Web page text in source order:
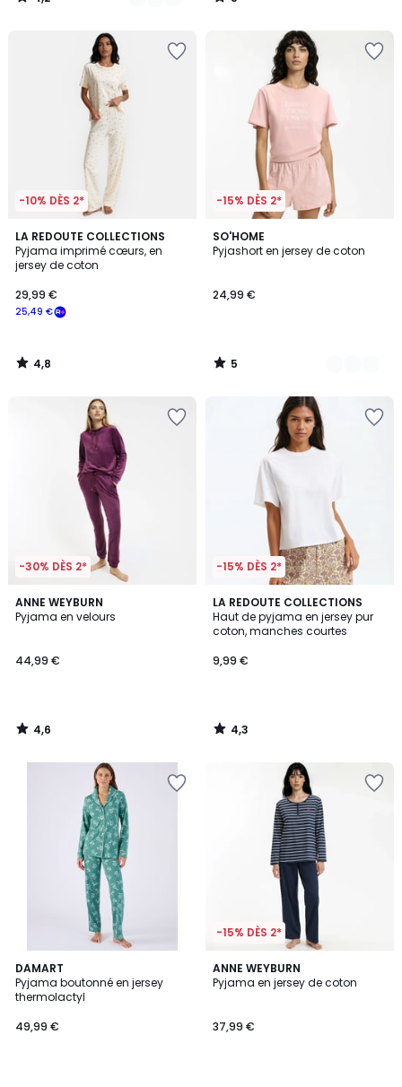
/
/
-10% DÈS 2*
LA REDOUTE COLLECTIONS
Pyjama imprimé cœurs, en
jersey de coton
25,49 €
29,99 €
4,8
/ 5
4,8
/
-15% DÈS 2*
SO'HOME
Pyjashort en jersey de coton
24,99 €
5
/
2
Couleurs
5
/
-30% DÈS 2*
ANNE WEYBURN
Pyjama en velours
44,99 €
4,6
/ 5
4,6
/
-15% DÈS 2*
LA REDOUTE COLLECTIONS
Haut de pyjama en jersey pur
coton, manches courtes
9,99 €
4,3
/ 5
4,3
/
DAMART
Pyjama boutonné en jersey
thermolactyl
49,99 €
5
/
5
-15% DÈS 2*
ANNE WEYBURN
Pyjama en jersey de coton
37,99 €
4,4
/ 5
3
Couleurs